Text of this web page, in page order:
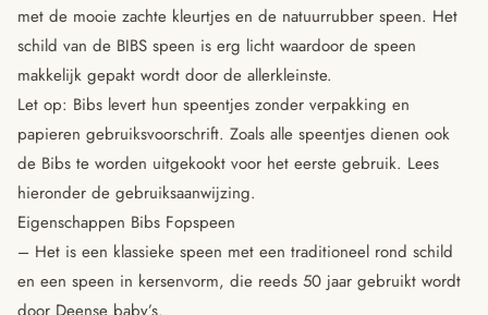
met de mooie zachte kleurtjes en de natuurrubber speen. Het
schild van de BIBS speen is erg licht waardoor de speen
makkelijk gepakt wordt door de allerkleinste.
Let op: Bibs levert hun speentjes zonder verpakking en
papieren gebruiksvoorschrift. Zoals alle speentjes dienen ook
de Bibs te worden uitgekookt voor het eerste gebruik. Lees
hieronder de gebruiksaanwijzing.
Eigenschappen Bibs Fopspeen
– Het is een klassieke speen met een traditioneel rond schild
en een speen in kersenvorm, die reeds 50 jaar gebruikt wordt
door Deense baby’s.